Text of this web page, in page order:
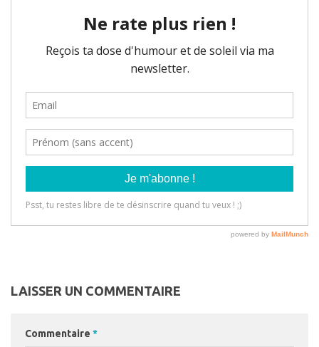
LAISSER UN COMMENTAIRE
Commentaire *